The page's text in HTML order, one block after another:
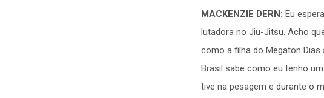
MACKENZIE DERN: Eu
lutadora no Jiu-Jitsu. Acho
como a filha do Megaton
Brasil sabe como eu tenho
tive na pesagem e durante o